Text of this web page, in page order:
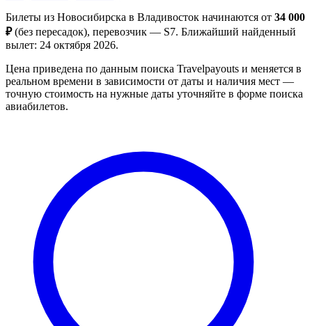
Билеты из Новосибирска в Владивосток начинаются от 34 000
₽(без пересадок), перевозчик — S7. Ближайший найденный
вылет: 24 октября 2026.
Цена приведена по данным поиска Travelpayouts и меняется в
реальном времени в зависимости от даты и наличия мест —
точную стоимость на нужные даты уточняйте в форме поиска
авиабилетов.